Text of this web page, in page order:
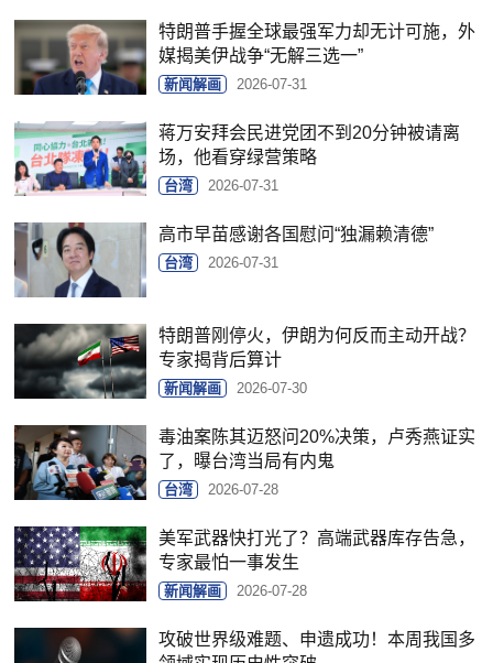
特朗普手握全球最强军力却无计可施，外
媒揭美伊战争“无解三选一”
新闻解画 2026-07-31
蒋万安拜会民进党团不到20分钟被请离
场，他看穿绿营策略
台湾 2026-07-31
高市早苗感谢各国慰问“独漏赖清德”
台湾 2026-07-31
特朗普刚停火，伊朗为何反而主动开战？
专家揭背后算计
新闻解画 2026-07-30
毒油案陈其迈怒问20%决策，卢秀燕证实
了，曝台湾当局有内鬼
台湾 2026-07-28
美军武器快打光了？高端武器库存告急，
专家最怕一事发生
新闻解画 2026-07-28
攻破世界级难题、申遗成功！本周我国多